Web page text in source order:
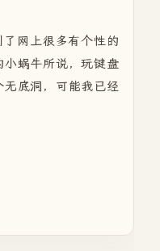
网上很多有个性的
蜗牛所说，玩键盘
底洞，可能我已经